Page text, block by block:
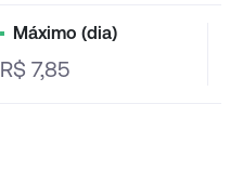
Máximo (dia)
R$ 7,85